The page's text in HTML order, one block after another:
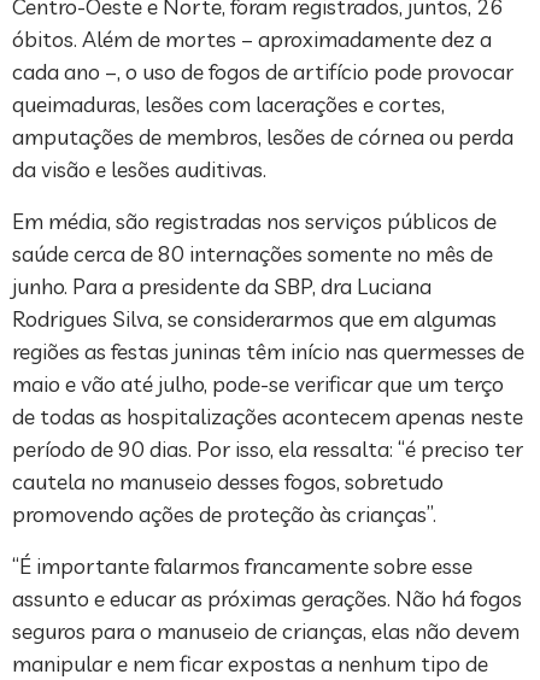
Centro-Oeste e Norte, foram registrados, juntos, 26
óbitos. Além de mortes – aproximadamente dez a
cada ano –, o uso de fogos de artifício pode provocar
queimaduras, lesões com lacerações e cortes,
amputações de membros, lesões de córnea ou perda
da visão e lesões auditivas.
Em média, são registradas nos serviços públicos de
saúde cerca de 80 internações somente no mês de
junho. Para a presidente da SBP, dra Luciana
Rodrigues Silva, se considerarmos que em algumas
regiões as festas juninas têm início nas quermesses de
maio e vão até julho, pode-se verificar que um terço
de todas as hospitalizações acontecem apenas neste
período de 90 dias. Por isso, ela ressalta: “é preciso ter
cautela no manuseio desses fogos, sobretudo
promovendo ações de proteção às crianças”.
“É importante falarmos francamente sobre esse
assunto e educar as próximas gerações. Não há fogos
seguros para o manuseio de crianças, elas não devem
manipular e nem ficar expostas a nenhum tipo de